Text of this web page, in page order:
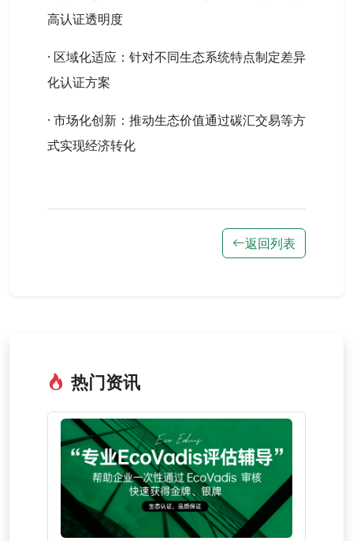
高认证透明度
· 区域化适应：针对不同生态系统特点制定差异
化认证方案
· 市场化创新：推动生态价值通过碳汇交易等方
式实现经济转化
返回列表
热门资讯